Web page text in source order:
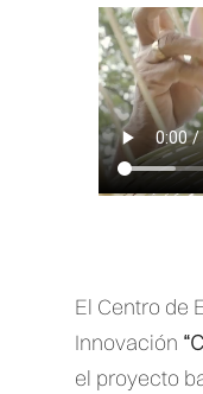
El Centro de
Innovación
el proyecto